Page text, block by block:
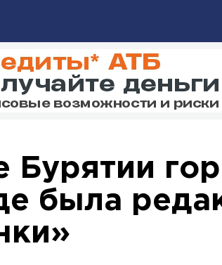
Бурятии
была